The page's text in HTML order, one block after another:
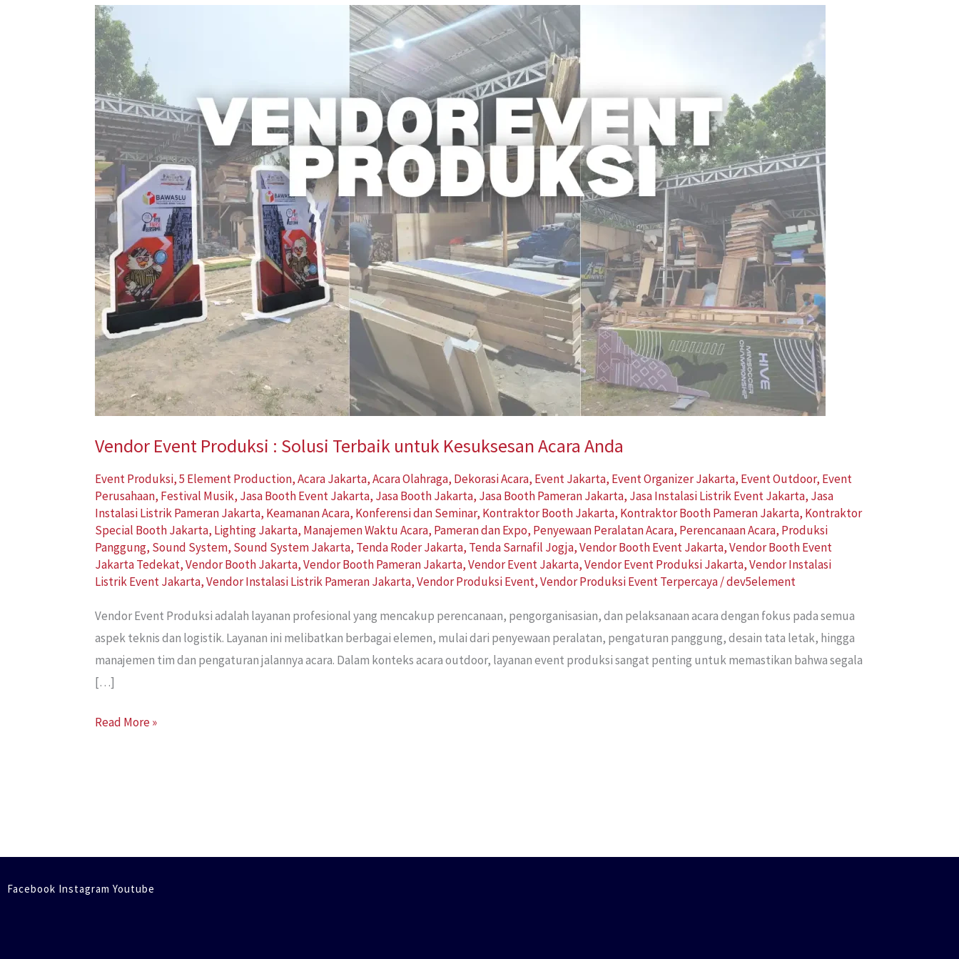
Vendor Event Produksi : Solusi Terbaik untuk Kesuksesan Acara Anda
Event Produksi,5 Element Production,Acara Jakarta,Acara Olahraga, Dekorasi Acara, Event Jakarta, Event Organizer Jakarta, Event Outdoor, Event
Perusahaan, Festival Musik, Jasa Booth Event Jakarta, Jasa Booth Jakarta, Jasa Booth Pameran Jakarta, Jasa Instalasi Listrik Event Jakarta, Jasa
Instalasi Listrik Pameran Jakarta, Keamanan Acara, Konferensi dan Seminar, Kontraktor Booth Jakarta, Kontraktor Booth Pameran Jakarta, Kontraktor
Special Booth Jakarta, Lighting Jakarta, Manajemen Waktu Acara, Pameran dan Expo, Penyewaan Peralatan Acara, Perencanaan Acara, Produksi
Panggung, Sound System, Sound System Jakarta, Tenda Roder Jakarta, Tenda Sarnafil Jogja,Vendor Booth Event Jakarta,Vendor Booth Event
Jakarta Tedekat,Vendor Booth Jakarta,Vendor Booth Pameran Jakarta,Vendor Event Jakarta,Vendor Event Produksi Jakarta,Vendor Instalasi
Listrik Event Jakarta,Vendor Instalasi Listrik Pameran Jakarta,Vendor Produksi Event,Vendor Produksi Event Terpercaya/dev5element
Vendor Event Produksi adalah layanan profesional yang mencakup perencanaan, pengorganisasian, dan pelaksanaan acara dengan fokus pada semua
aspek teknis dan logistik. Layanan ini melibatkan berbagai elemen, mulai dari penyewaan peralatan, pengaturan panggung, desain tata letak, hingga
manajemen tim dan pengaturan jalannya acara. Dalam konteks acara outdoor, layanan event produksi sangat penting untuk memastikan bahwa segala
[…]
Vendor
Event
Produksi
:
Solusi
Terbaik
untuk
Kesuksesan
Acara
Anda
Read More »
Facebook Instagram Youtube